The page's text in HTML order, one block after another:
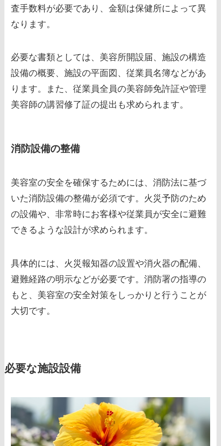
査手数料が必要であり、金額は保健所によって異
なります。
必要な書類としては、美容所開設届、施設の構造
設備の概要、施設の平面図、従業員名簿などがあ
ります。また、従業員全員の美容師免許証や管理
美容師の講習修了証の提出も求められます。
消防設備の整備
美容室の安全を確保するためには、消防法に基づ
いた消防設備の整備が必須です。火災予防のため
の設備や、非常時にお客様や従業員が安全に避難
できるような設計が求められます。
具体的には、火災報知器の設置や消火器の配備、
避難経路の明示などが必要です。消防署の指導の
もと、美容室の安全対策をしっかりと行うことが
大切です。
必要な施設設備